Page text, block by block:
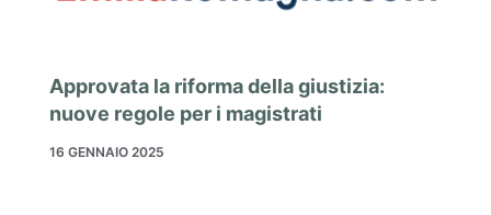
Approvata la riforma della giustizia:
nuove regole per i magistrati
16 GENNAIO 2025